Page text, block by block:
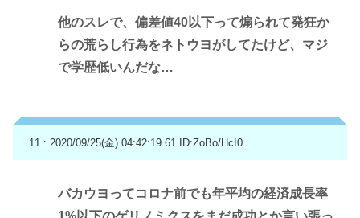
他のスレで、偏差値40以下って煽られて発狂か
らの荒らし行為をネトウヨがしてたけど、マジ
で学歴低いんだな…
11 : 2020/09/25(金) 04:42:19.61 ID:ZoBo/HcI0
バカウヨってコロナ前でも年平均の経済成長率